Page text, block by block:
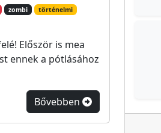
zombi
történelmi
Először is mea
ennek a pótlásához
Bővebben